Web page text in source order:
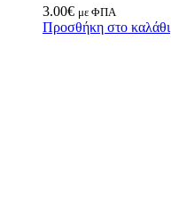
3.00€ με ΦΠΑ
Προσθήκη στο καλάθι